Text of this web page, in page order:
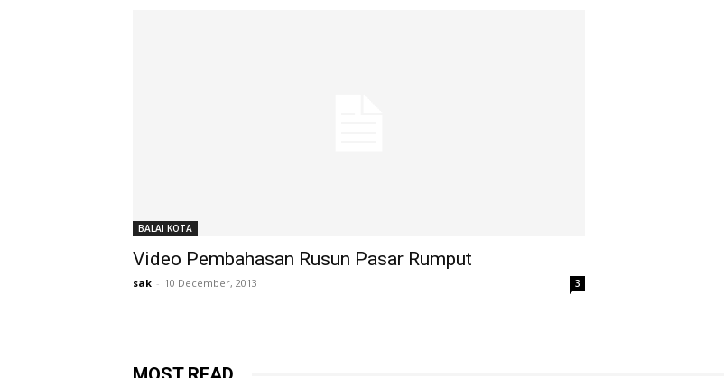
BALAI KOTA
Video Pembahasan Rusun Pasar Rumput
sak - 10 December, 2013 3